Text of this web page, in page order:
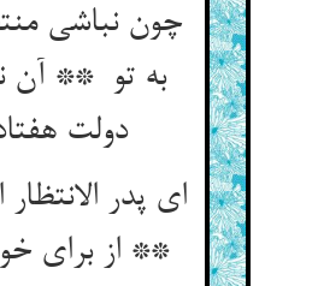
چون نباشی
به تو ** آن
دولت هفتاد تو
ای پدر الانتظار
** از برای